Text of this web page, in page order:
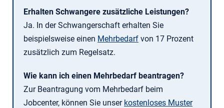
Erhalten Schwangere zusätzliche Leistungen?
Ja. In der Schwangerschaft erhalten Sie
beispielsweise einen Mehrbedarf von 17 Prozent
zusätzlich zum Regelsatz.
Wie kann ich einen Mehrbedarf beantragen?
Zur Beantragung vom Mehrbedarf beim
Jobcenter, können Sie unser kostenloses Muster